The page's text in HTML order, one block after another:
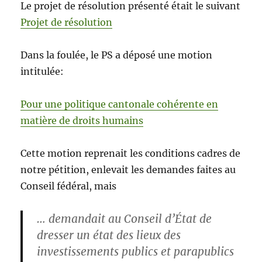
Le projet de résolution présenté était le suivant
Projet de résolution
Dans la foulée, le PS a déposé une motion
intitulée:
Pour une politique cantonale cohérente en
matière de droits humains
Cette motion reprenait les conditions cadres de
notre pétition, enlevait les demandes faites au
Conseil fédéral, mais
… demandait au Conseil d’État de
dresser un état des lieux des
investissements publics et parapublics